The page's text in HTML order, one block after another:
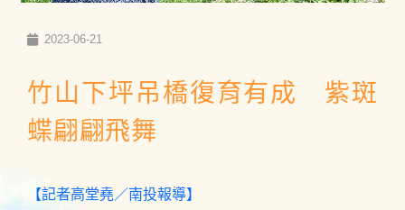
2023-06-21
竹山下坪吊橋復育有成 紫斑
蝶翩翩飛舞
【記者高堂堯／南投報導】